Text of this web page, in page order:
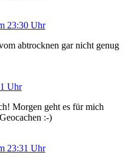
23:30 Uhr
abtrocknen gar nicht genug
Uhr
Morgen geht es für mich
:-)
23:31 Uhr